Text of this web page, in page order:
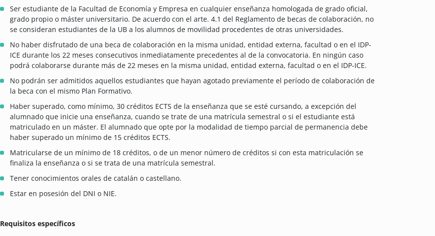
Ser estudiante de la Facultad de Economía y Empresa en cualquier enseñanza homologada de grado oficial,
grado propio o máster universitario. De acuerdo con el arte. 4.1 del Reglamento de becas de colaboración, no
se consideran estudiantes de la UB a los alumnos de movilidad procedentes de otras universidades.
No haber disfrutado de una beca de colaboración en la misma unidad, entidad externa, facultad o en el IDP-
ICE durante los 22 meses consecutivos inmediatamente precedentes al de la convocatoria. En ningún caso
podrá colaborarse durante más de 22 meses en la misma unidad, entidad externa, facultad o en el IDP-ICE.
No podrán ser admitidos aquellos estudiantes que hayan agotado previamente el período de colaboración de
la beca con el mismo Plan Formativo.
Haber superado, como mínimo, 30 créditos ECTS de la enseñanza que se esté cursando, a excepción del
alumnado que inicie una enseñanza, cuando se trate de una matrícula semestral o si el estudiante está
matriculado en un máster. El alumnado que opte por la modalidad de tiempo parcial de permanencia debe
haber superado un mínimo de 15 créditos ECTS.
Matricularse de un mínimo de 18 créditos, o de un menor número de créditos si con esta matriculación se
finaliza la enseñanza o si se trata de una matrícula semestral.
Tener conocimientos orales de catalán o castellano.
Estar en posesión del DNI o NIE.
Requisitos específicos